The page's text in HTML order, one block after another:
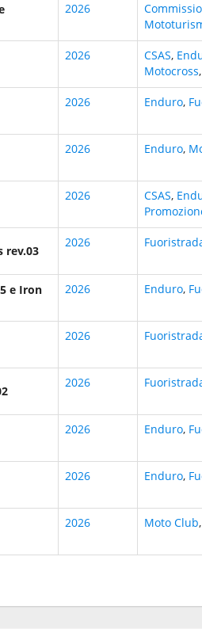
2026
2026 CSAS,
Motocross,
2026 Enduro,
2026 Enduro,
2026 CSAS,
rev.03
2026
e Iron
2026 Enduro,
2026
2026
2026 Enduro,
2026 Enduro,
2026 Moto Club,